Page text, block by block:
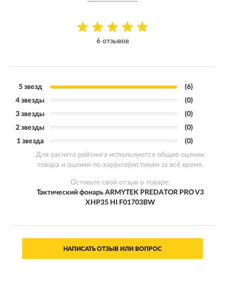
6 отзывов
5 звезд
(6)
4 звезды
(0)
3 звезды
(0)
2 звезды
(0)
1 звезда
(0)
Для расчета рейтинга используются общие оценки
товара и оценки по характеристикам за всё время.
Оставьте свой отзыв о товаре:
Тактический фонарь ARMYTEK PREDATOR PRO V3
XHP35 HI F01703BW
НАПИСАТЬ ОТЗЫВ ИЛИ ВОПРОС